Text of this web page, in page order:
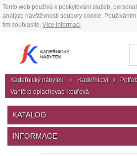
Tento web používá k poskytování služeb,
analýze návštěvnosti soubory cookie.
tím souhlasíte. Více informací
Kadeřnický nábytek Kadeřnictví
Vanička oplachovací kouřová
KATALOG
INFORMACE